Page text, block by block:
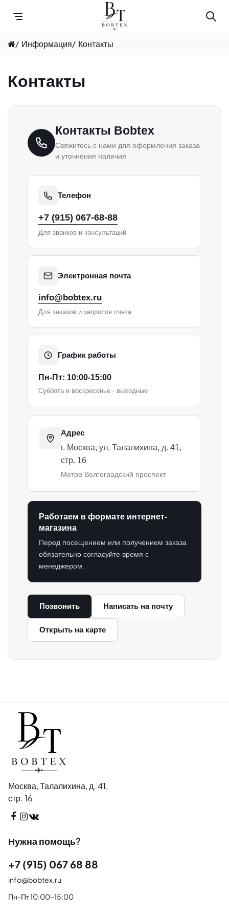
Атлас матовый прокатный
Кружево
Кулирка
Булавки
Нитки
Паутинка
Петли корсетные
Регилин
Силиконовая лента
Чашки корсетные
Шнуровка
Информация Контакты
Контакты
Контакты Bobtex
Свяжитесь с нами для оформления заказа
и уточнения наличия
Телефон
+7 (915) 067-68-88
Для звонков и консультаций
Электронная почта
info@bobtex.ru
Для заказов и запросов счета
График работы
Пн-Пт: 10:00-15:00
Суббота и воскресенье - выходные
Адрес
г. Москва, ул. Талалихина, д. 41,
стр. 16
Метро Волгоградский проспект
Работаем в формате интернет-
магазина
Перед посещением или получением заказа
обязательно согласуйте время с
менеджером.
Позвонить Написать на почту
Открыть на карте
Москва, Талалихина, д. 41,
стр. 16
Нужна помощь?
+7 (915) 067 68 88
info@bobtex.ru
Пн-Пт 10:00-15:00